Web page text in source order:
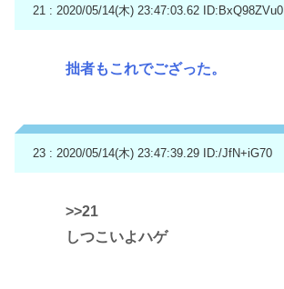
21 : 2020/05/14(木) 23:47:03.62 ID:BxQ98ZVu0
拙者もこれでござった。
23 : 2020/05/14(木) 23:47:39.29 ID:/JfN+iG70
>>21
しつこいよハゲ